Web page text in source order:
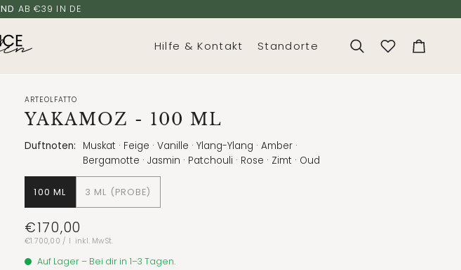
AB €39 IN DE
Hilfe & Kontakt Standorte Suchen
Dein
ARTEOLFATTO
YAKAMOZ - 100 ML
Duftnoten:
Muskat · Feige · Vanille · Ylang-Ylang · Amber ·
Bergamotte · Jasmin · Patchouli · Rose · Zimt · Oud
100 ML 3 ML (PROBE)
€170,00
Stückpreis
€1.700,00 / pro
l inkl. MwSt.
Auf Lager – Bei dir in 1–3 Tagen.